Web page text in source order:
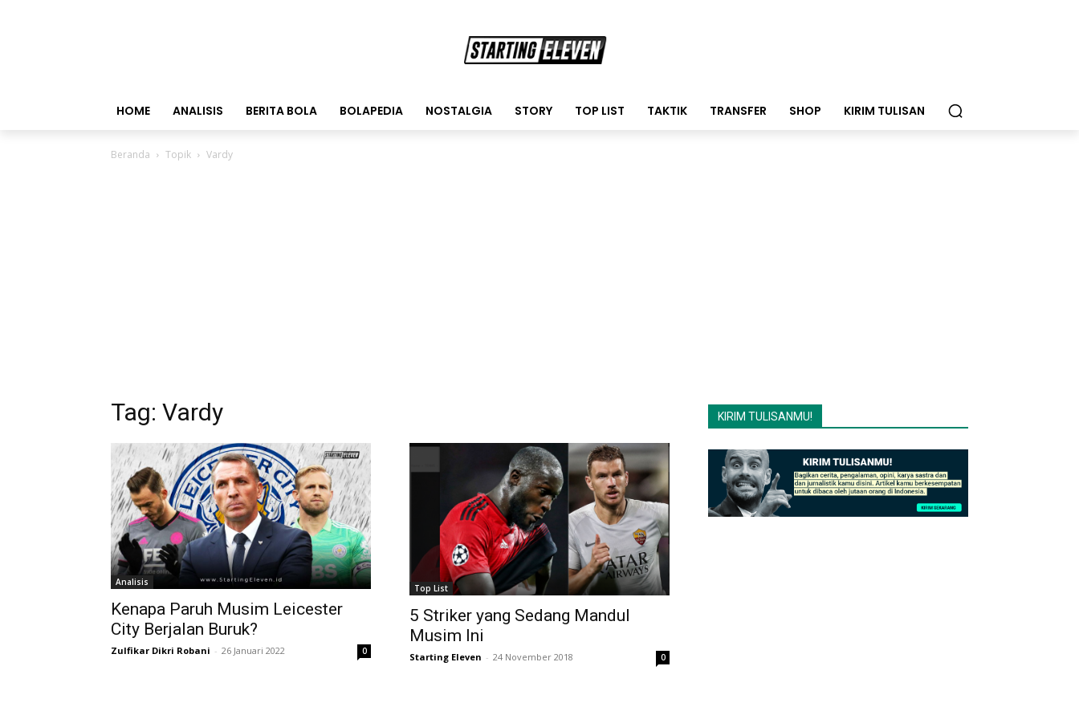
HOME ANALISIS BERITA BOLA BOLAPEDIA NOSTALGIA STORY TOP LIST TAKTIK TRANSFER SHOP KIRIM TULISAN
Beranda Topik Vardy
Tag: Vardy
Analisis
Kenapa Paruh Musim Leicester
City Berjalan Buruk?
Zulfikar Dikri Robani - 26 Januari 2022 0
Top List
5 Striker yang Sedang Mandul
Musim Ini
Starting Eleven - 24 November 2018 0
KIRIM TULISANMU!